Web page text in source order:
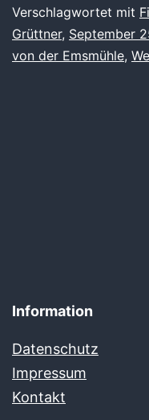
Verschlagwortet mit
Grüttner, September
von der Emsmühle,
Information
Datenschutz
Impressum
Kontakt